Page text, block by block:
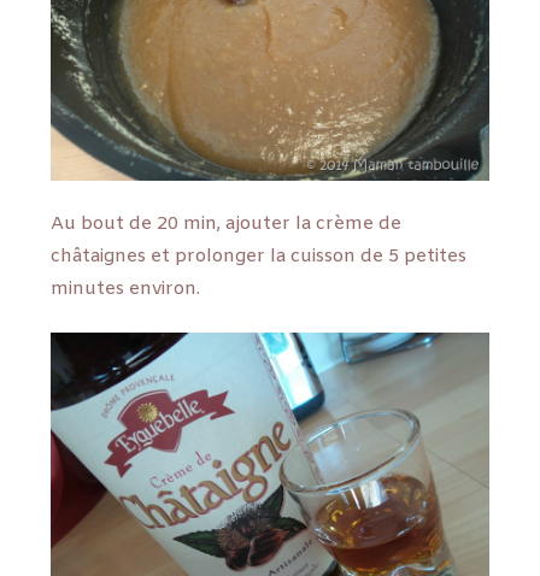
Au bout de 20 min, ajouter la crème de
châtaignes et prolonger la cuisson de 5 petites
minutes environ.